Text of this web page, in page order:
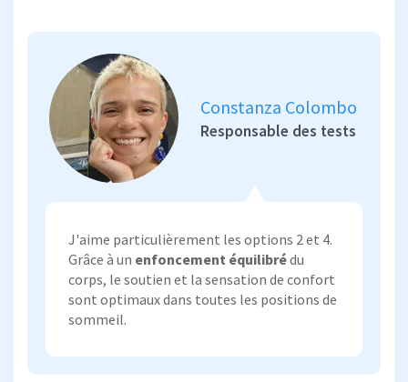
J'aime particulièrement les options 2 et 4.
Grâce à un enfoncement équilibrédu
corps, le soutien et la sensation de confort
sont optimaux dans toutes les positions de
sommeil.
Constanza Colombo
Responsable des tests